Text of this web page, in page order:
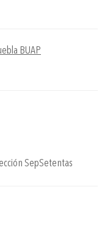
BUAP
SepSetentas